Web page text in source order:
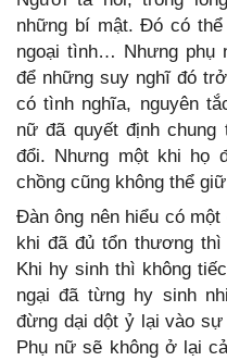
những bí mật. Đó có
ngoại tình… Nhưng phụ
để những suy nghĩ đó
có tình nghĩa, nguyên
nữ đã quyết định
đổi. Nhưng một khi họ
chồng cũng không thể
Đàn ông nên hiểu có
khi đã đủ tổn thương
Khi hy sinh thì không
ngại đã từng hy sinh
đừng dại dột ỷ lại vào
Phụ nữ sẽ không ở lại